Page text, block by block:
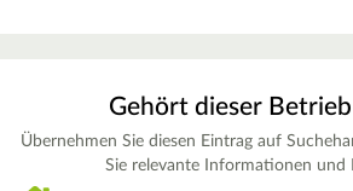
Gehört dieser
Übernehmen Sie diesen Eintrag auf
Sie relevante Informationen und